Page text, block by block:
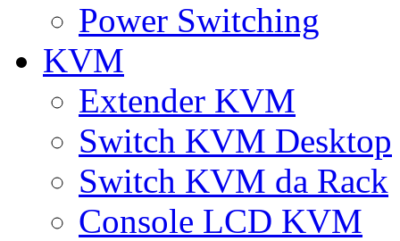
Power Switching
KVM
Extender KVM
Switch KVM Desktop
Switch KVM da Rack
Console LCD KVM